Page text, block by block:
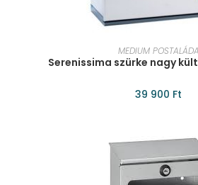
KOSÁRBA TESZEM
MEDIUM POSTALÁDA
Serenissima szürke nagy
39 900 Ft